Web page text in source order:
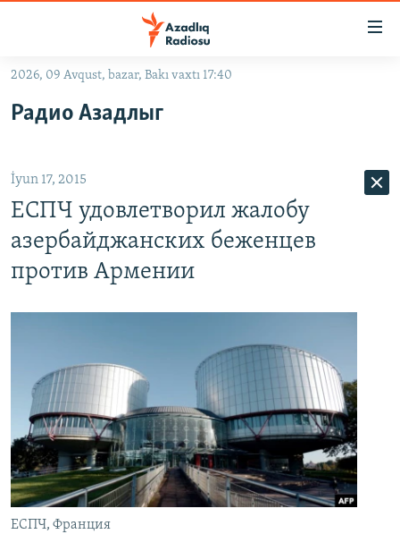
Əsas
qayıt
qayıt
Axtarışa
#İZAHLA
#ƏSLINDƏ
FƏRQƏ BAX
QANUNI DOĞRU
ARAŞDIRMA
FOTOQALEREYA
İNFOQRAFIKA
KARIKATURA
OXU ZALI
AZƏRBAYCAN ƏDƏBIYYATI KITABXANASI
İSLAM VƏ DEMOKRATIYA
İZ - MƏDƏNIYYƏT PROQRAMI
HAQQIMIZDA
MISSIYAMIZ
PEŞƏ ETIKASI VƏ JURNALISTIKA STANDARTLARIMIZ
MATERIALLARIMIZDAN ISTIFADƏ
BIZI IZLƏ
RFE/RL-in bütün saytları
2026, 09 Avqust, bazar, Bakı vaxtı 17:40
Радио Азадлыг
İyun 17, 2015
ЕСПЧ удовлетворил жалобу
азербайджанских беженцев
против Армении
ЕСПЧ, Франция